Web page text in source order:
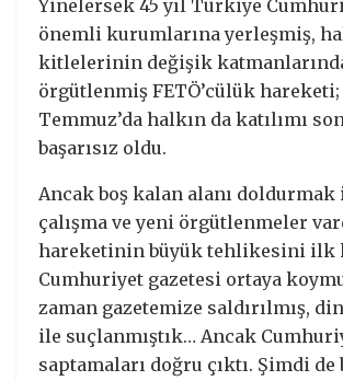
Yinelersek 45 yıl Türkiye
önemli kurumlarına yerleşmiş,
kitlelerinin değişik
örgütlenmiş FETÖ’cülük hareketi;
Temmuz’da halkın da katılımı
başarısız oldu.
Ancak boş kalan alanı
çalışma ve yeni örgütlenmeler
hareketinin büyük tehlikesini ilk
Cumhuriyet gazetesi ortaya
zaman gazetemize saldırılmış,
ile suçlanmıştık… Ancak
saptamaları doğru çıktı. Şimdi de